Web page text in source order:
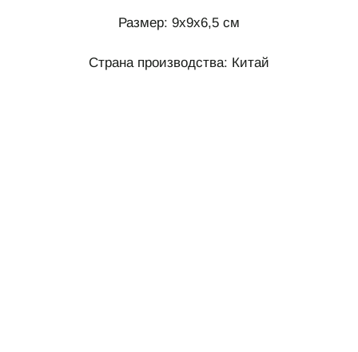
Размер: 9х9х6,5 см
Страна производства: Китай